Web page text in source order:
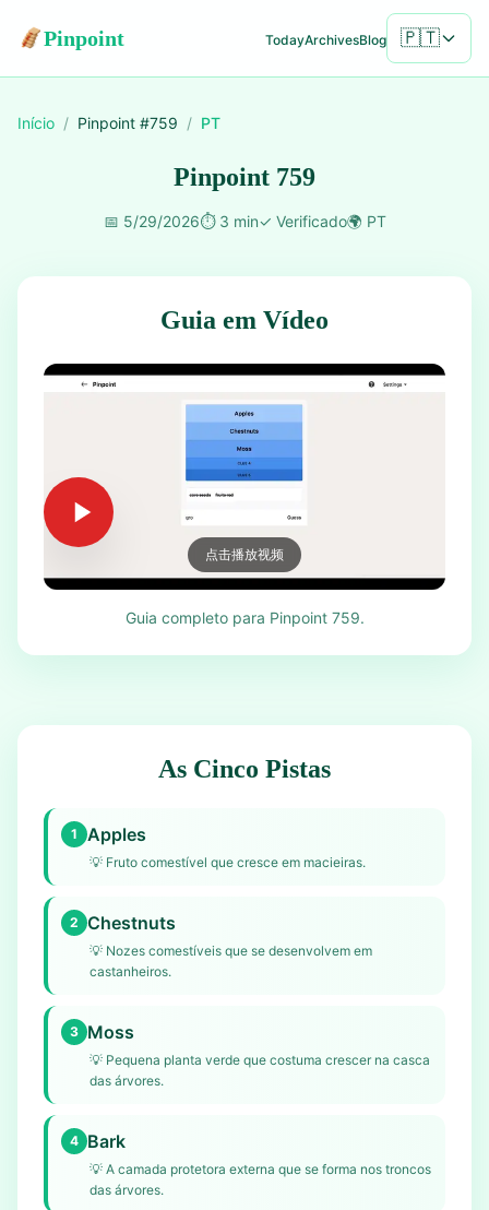
Pinpoint TodayArchivesBlog 🇵🇹
Início / Pinpoint #759 / PT
Pinpoint 759
📅 5/29/2026⏱️ 3 min✓ Verificado🌍 PT
Guia em Vídeo
点击播放视频
Guia completo para Pinpoint 759.
As Cinco Pistas
1 Apples
💡 Fruto comestível que cresce em macieiras.
2 Chestnuts
💡 Nozes comestíveis que se desenvolvem em
castanheiros.
3 Moss
💡 Pequena planta verde que costuma crescer na casca
das árvores.
4 Bark
💡 A camada protetora externa que se forma nos troncos
das árvores.